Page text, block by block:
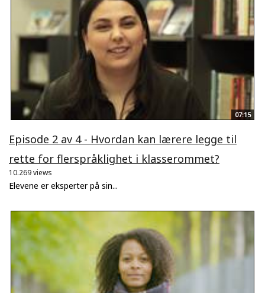
07:15
Episode 2 av 4 - Hvordan kan lærere legge til
rette for flerspråklighet i klasserommet?
10.269 views
Elevene er eksperter på sin...